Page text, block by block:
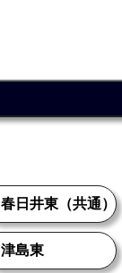
春日井東（共通）
津島東